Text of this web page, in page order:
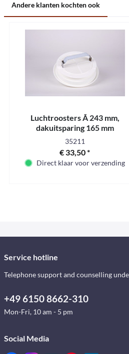
Andere klanten kochten ook
Luchtroosters Ã 243 mm,
dakuitsparing 165 mm
35211
€ 33,50 *
Direct klaar voor verzending
Service hotline
Telephone support and counselling
+49 6150 8662-310
Mon-Fri, 10 am - 5 pm
Social Media